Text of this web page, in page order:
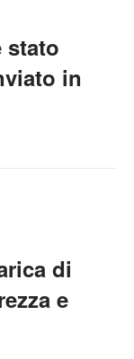
stato
in
di
e